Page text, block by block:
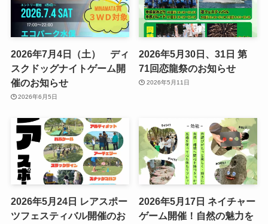
2026年7月4日（土） ディ
スクドッグナイトゲーム開
催のお知らせ
2026年6月5日
2026年5月30日、31日 第
71回恋龍祭のお知らせ
2026年5月11日
2026年5月24日 レアスポー
ツフェスティバル開催のお
2026年5月17日 ネイチャー
ゲーム開催！自然の魅力を